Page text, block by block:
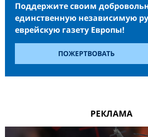
Поддержите своим
единственную независимую
еврейскую газету Европы!
ПОЖЕРТВОВАТЬ
РЕКЛАМА